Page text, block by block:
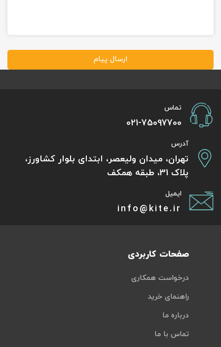
ارسال پیام
تماس
021-75097700
آدرس
تهران، میدان ولیعصر، ابتدای بلوار کشاورز،
پلاک 31، طبقه همکف
ایمیل
info@kite.ir
صفحات کاربردی
درخواست همکاری
راهنمای خرید
درباره ما
تماس با ما